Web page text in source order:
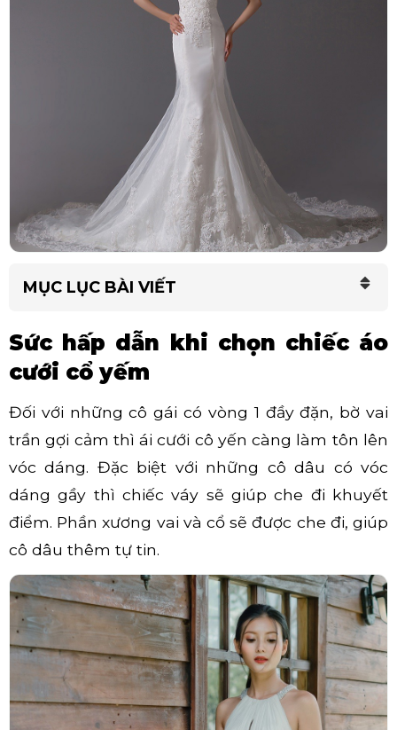
MỤC LỤC BÀI VIẾT
Sức hấp dẫn khi chọn chiếc áo
cưới cổ yếm
Đối với những cô gái có vòng 1 đầy đặn, bờ vai
trần gợi cảm thì ái cưới cô yến càng làm tôn lên
vóc dáng. Đặc biệt với những cô dâu có vóc
dáng gầy thì chiếc váy sẽ giúp che đi khuyết
điểm. Phần xương vai và cổ sẽ được che đi, giúp
cô dâu thêm tự tin.